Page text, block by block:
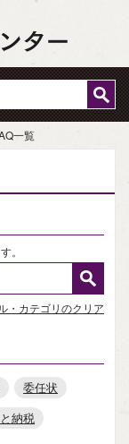
一覧
。
・カテゴリのクリア
委任状
納税